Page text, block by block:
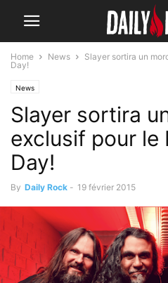
Home News
Slayer sortira un
Day!
News
Slayer sortira
exclusif pour le
Day!
By Daily Rock - 19 février 2015